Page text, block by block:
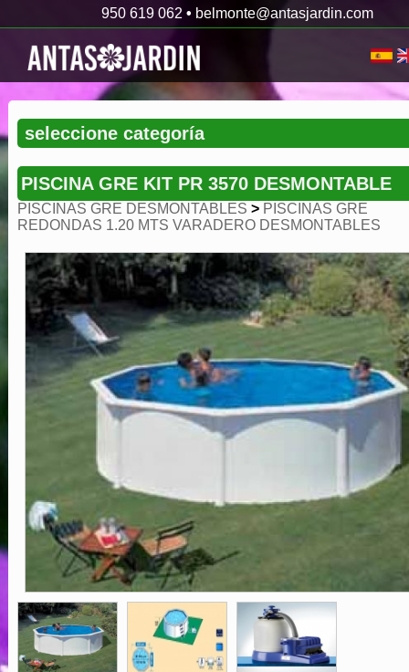
950 619 062 • belmonte@antasjardin.com
PISCINA GRE KIT PR 3570 DESMONTABLE
PISCINAS GRE DESMONTABLES > PISCINAS GRE
REDONDAS 1.20 MTS VARADERO DESMONTABLES